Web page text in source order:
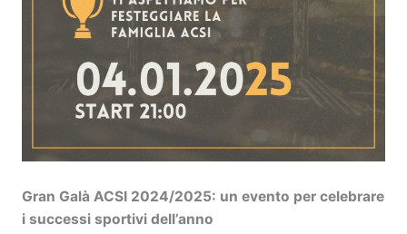
Gran Galà ACSI 2024/2025: un evento per celebrare
i successi sportivi dell’anno